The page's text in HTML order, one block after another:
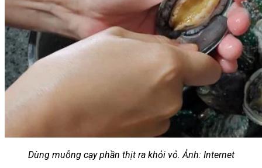
Dùng muỗng cạy phần thịt ra khỏi vỏ. Ảnh: Internet